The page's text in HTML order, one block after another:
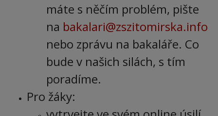
máte s něčím problém, pište
na bakalari@zszitomirska.info
nebo zprávu na bakaláře. Co
bude v našich silách, s tím
poradíme.
Pro žáky: